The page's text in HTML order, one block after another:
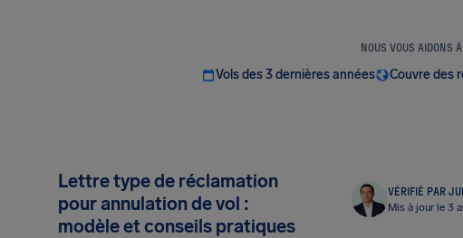
NOUS VOUS AIDONS
Vols des 3 dernières années Couvre des
Lettre type de réclamation
pour annulation de vol :
modèle et conseils pratiques
VÉRIFIÉ PAR
Mis à jour le 3